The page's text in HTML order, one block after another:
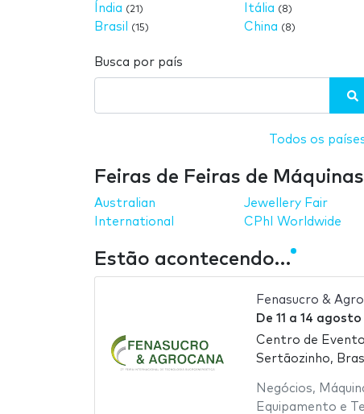
Índia (21)
Brasil (15)
Itália (8)
China (8)
Busca por país
Todos os
Feiras de Feiras de
Australian
International
Jewellery Fair
CPhI Worldwide
Estão acontecendo…
Fenasucro &
De 11 a 14 agosto
Centro de
Sertãozinho,
Negócios,
Equipamento e